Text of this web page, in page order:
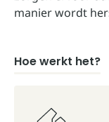
manier wordt
Hoe werkt het?